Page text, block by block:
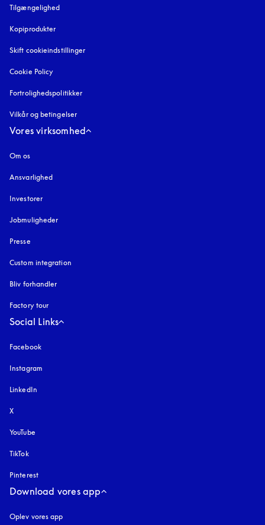
Tilgængelighed
Kopiprodukter
Skift cookieindstillinger
Cookie Policy
Fortrolighedspolitikker
Vilkår og betingelser
Vores virksomhed
Om os
Ansvarlighed
Investorer
Jobmuligheder
Presse
Custom integration
Bliv forhandler
Factory tour
Social Links
Facebook
Instagram
LinkedIn
X
YouTube
TikTok
Pinterest
Download vores app
Oplev vores app